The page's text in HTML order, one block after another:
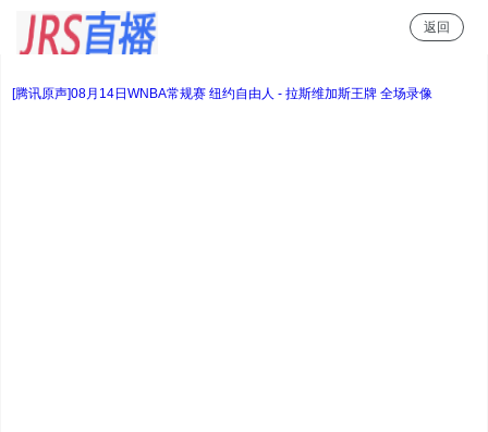
返回
[腾讯原声]08月14日WNBA常规赛 纽约自由人 - 拉斯维加斯王牌 全场录像